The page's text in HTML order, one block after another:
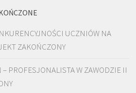
UCZNIÓW NA
ZAKOŃCZONY
– PROFESJONALISTA W ZAWODZIE II